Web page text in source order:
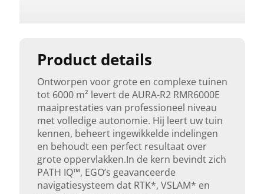
Product details
Ontworpen voor grote en complexe tuinen
tot 6000 m² levert de AURA-R2 RMR6000E
maaiprestaties van professioneel niveau
met volledige autonomie. Hij leert uw tuin
kennen, beheert ingewikkelde indelingen
en behoudt een perfect resultaat over
grote oppervlakken.In de kern bevindt zich
PATH IQ™, EGO’s geavanceerde
navigatiesysteem dat RTK*, VSLAM* en
50
Maaihoogte bediening
Elektrisch
App-bediening
Ja